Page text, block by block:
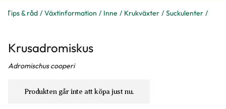
Tips & råd Växtinformation Inne Krukväxter Suckulenter
Krusadromiskus
Adromischus cooperi
Produkten går inte att köpa just nu.